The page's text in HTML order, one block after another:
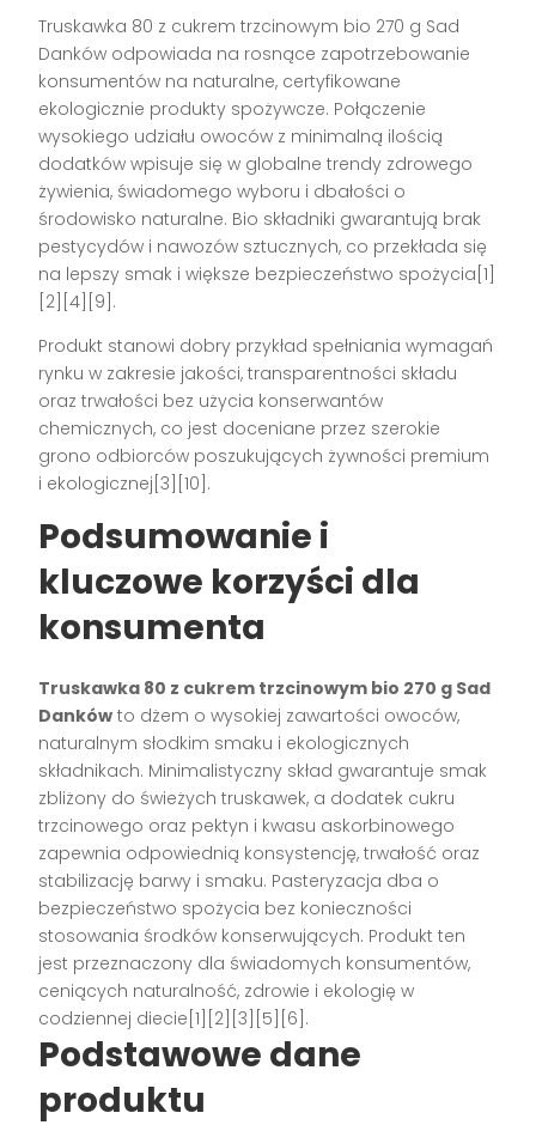
Truskawka 80 z cukrem trzcinowym bio 270 g Sad
Danków odpowiada na rosnące zapotrzebowanie
konsumentów na naturalne, certyfikowane
ekologicznie produkty spożywcze. Połączenie
wysokiego udziału owoców z minimalną ilością
dodatków wpisuje się w globalne trendy zdrowego
żywienia, świadomego wyboru i dbałości o
środowisko naturalne. Bio składniki gwarantują brak
pestycydów i nawozów sztucznych, co przekłada się
na lepszy smak i większe bezpieczeństwo spożycia[1]
[2][4][9].
Produkt stanowi dobry przykład spełniania wymagań
rynku w zakresie jakości, transparentności składu
oraz trwałości bez użycia konserwantów
chemicznych, co jest doceniane przez szerokie
grono odbiorców poszukujących żywności premium
i ekologicznej[3][10].
Podsumowanie i
kluczowe korzyści dla
konsumenta
Truskawka 80 z cukrem trzcinowym bio 270 g Sad
Danków to dżem o wysokiej zawartości owoców,
naturalnym słodkim smaku i ekologicznych
składnikach. Minimalistyczny skład gwarantuje smak
zbliżony do świeżych truskawek, a dodatek cukru
trzcinowego oraz pektyn i kwasu askorbinowego
zapewnia odpowiednią konsystencję, trwałość oraz
stabilizację barwy i smaku. Pasteryzacja dba o
bezpieczeństwo spożycia bez konieczności
stosowania środków konserwujących. Produkt ten
jest przeznaczony dla świadomych konsumentów,
ceniących naturalność, zdrowie i ekologię w
codziennej diecie[1][2][3][5][6].
Podstawowe dane
produktu